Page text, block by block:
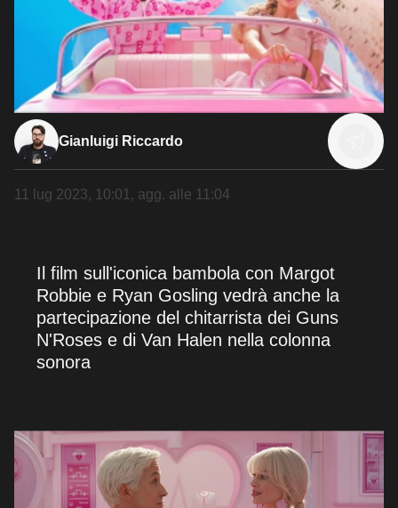
Gianluigi Riccardo
11 lug 2023, 10:01 , agg. alle 11:04
Il film sull'iconica bambola con Margot
Robbie e Ryan Gosling vedrà anche la
partecipazione del chitarrista dei Guns
N'Roses e di Van Halen nella colonna
sonora